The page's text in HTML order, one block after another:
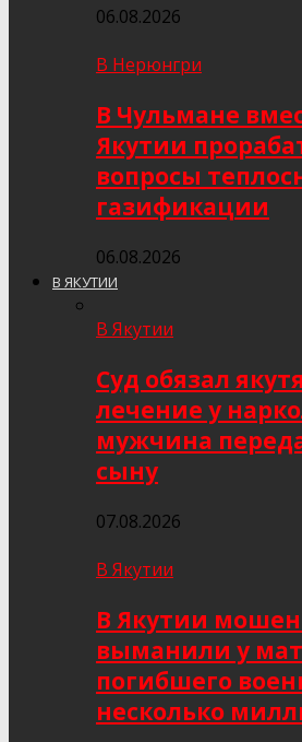
06.08.2026
В Нерюнгри
В Чульмане
Якутии
вопросы
газификации
06.08.2026
В ЯКУТИИ
В Якутии
Суд обязал
лечение у
мужчина
сыну
07.08.2026
В Якутии
В Якутии
выманили у
погибшего
несколько